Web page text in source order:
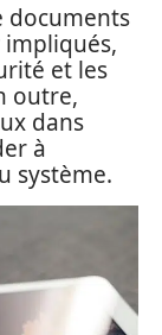
documents
et les
outre,
dans
à
système.